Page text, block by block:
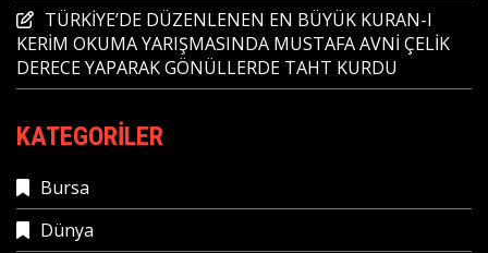
TÜRKİYE’DE DÜZENLENEN EN BÜYÜK KURAN-I
KERİM OKUMA YARIŞMASINDA MUSTAFA AVNİ ÇELİK
DERECE YAPARAK GÖNÜLLERDE TAHT KURDU
KATEGORILER
Bursa
Dünya